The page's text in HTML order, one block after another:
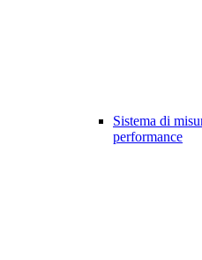
Sistema di
performance